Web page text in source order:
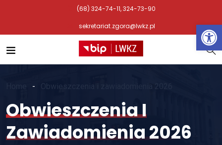
(68) 324-74-11, 324-73-90
sekretariat.zgora@lwkz.pl
Obwieszczenia i zawiadomienia 2026
Obwieszczenia I
Zawiadomienia 2026